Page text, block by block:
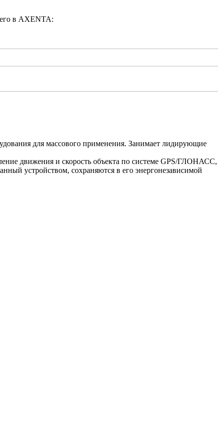
в AXENTA:
для массового применения. Занимает лидирующие
движения и скорость объекта по системе GPS/ГЛОНАСС,
устройством, сохраняются в его энергонезависимой